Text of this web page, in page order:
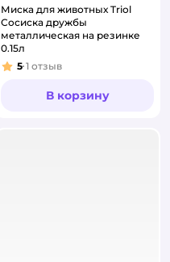
Миска для животных Triol
Сосиска дружбы
металлическая на резинке
0.15л
Рейтинг:
5 1 отзыв
В корзину